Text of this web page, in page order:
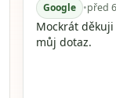
Google •před
Mockrát
můj dotaz.